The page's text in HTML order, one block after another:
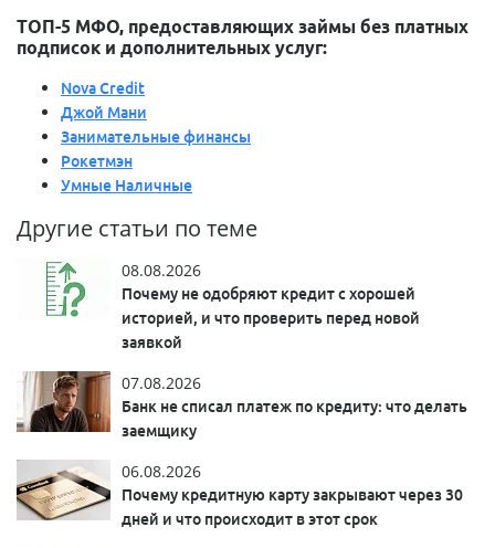
ТОП-5 МФО, предоставляющих займы без платных
подписок и дополнительных услуг:
Nova Credit
Джой Мани
Занимательные финансы
Рокетмэн
Умные Наличные
Другие статьи по теме
08.08.2026
Почему не одобряют кредит с хорошей
историей, и что проверить перед новой
заявкой
07.08.2026
Банк не списал платеж по кредиту: что делать
заемщику
06.08.2026
Почему кредитную карту закрывают через 30
дней и что происходит в этот срок